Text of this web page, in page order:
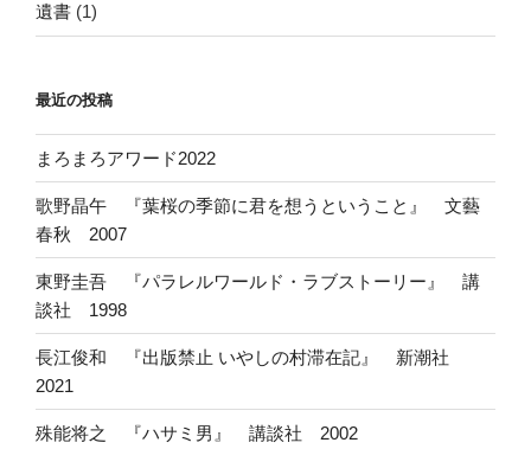
遺書 (1)
最近の投稿
まろまろアワード2022
歌野晶午 『葉桜の季節に君を想うということ』 文藝
春秋 2007
東野圭吾 『パラレルワールド・ラブストーリー』 講
談社 1998
長江俊和 『出版禁止 いやしの村滞在記』 新潮社
2021
殊能将之 『ハサミ男』 講談社 2002